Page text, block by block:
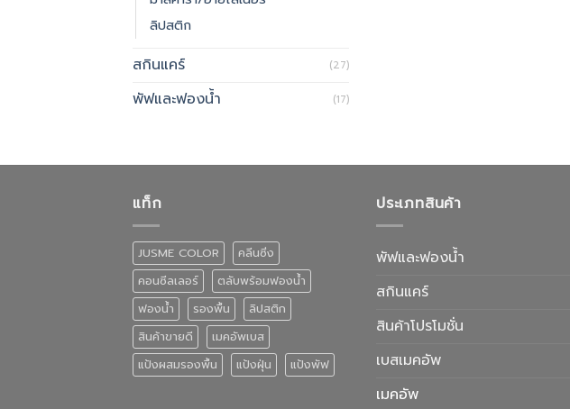
ลิปสติก
สกินแคร์ (27)
พัฟและฟองน้ำ (17)
แท็ก
JUSME COLOR
คลีนซิ่ง
คอนซีลเลอร์
ตลับพร้อมฟองน้ำ
ฟองน้ำ
รองพื้น
ลิปสติก
สินค้าขายดี
เมคอัพเบส
แป้งผสมรองพื้น
แป้งฝุ่น แป้งพัฟ
ประเภทสินค้า
พัฟและฟองน้ำ
สกินแคร์
สินค้าโปรโมชั่น
เบสเมคอัพ
เมคอัพ